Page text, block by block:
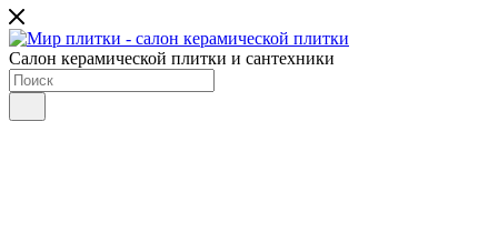
Салон керамической плитки и сантехники